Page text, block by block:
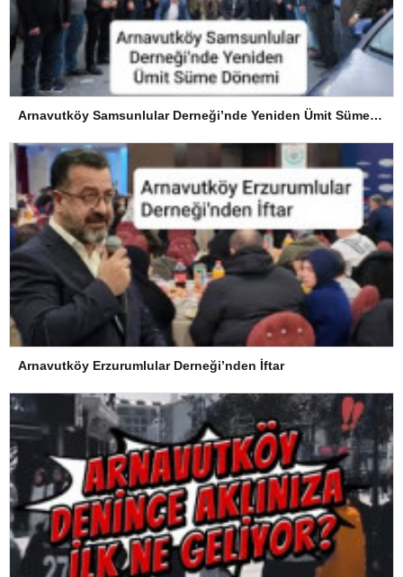
Arnavutköy Samsunlular Derneği’nde Yeniden Ümit Süme Dönemi
Arnavutköy Erzurumlular Derneği’nden İftar